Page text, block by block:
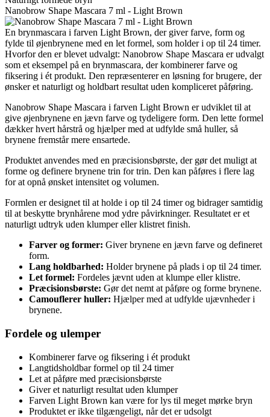
Nanobrow Shape Mascara 7 ml - Light Brown
En brynmascara i farven Light Brown, der giver farve, form og
fylde til øjenbrynene med en let formel, som holder i op til 24 timer.
Hvorfor den er blevet udvalgt: Nanobrow Shape Mascara er udvalgt
som et eksempel på en brynmascara, der kombinerer farve og
fiksering i ét produkt. Den repræsenterer en løsning for brugere, der
ønsker et naturligt og holdbart resultat uden kompliceret påføring.
Nanobrow Shape Mascara i farven Light Brown er udviklet til at
give øjenbrynene en jævn farve og tydeligere form. Den lette formel
dækker hvert hårstrå og hjælper med at udfylde små huller, så
brynene fremstår mere ensartede.
Produktet anvendes med en præcisionsbørste, der gør det muligt at
forme og definere brynene trin for trin. Den kan påføres i flere lag
for at opnå ønsket intensitet og volumen.
Formlen er designet til at holde i op til 24 timer og bidrager samtidig
til at beskytte brynhårene mod ydre påvirkninger. Resultatet er et
naturligt udtryk uden klumper eller klistret finish.
Farver og former: Giver brynene en jævn farve og defineret
form.
Lang holdbarhed: Holder brynene på plads i op til 24 timer.
Let formel: Fordeles jævnt uden at klumpe eller klistre.
Præcisionsbørste: Gør det nemt at påføre og forme brynene.
Camouflerer huller: Hjælper med at udfylde ujævnheder i
brynene.
Fordele og ulemper
Kombinerer farve og fiksering i ét produkt
Langtidsholdbar formel op til 24 timer
Let at påføre med præcisionsbørste
Giver et naturligt resultat uden klumper
Farven Light Brown kan være for lys til meget mørke bryn
Produktet er ikke tilgængeligt, når det er udsolgt